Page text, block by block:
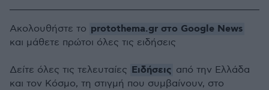
Ακολουθήστε το protothema.gr στο Google News
και μάθετε πρώτοι όλες τις ειδήσεις
Δείτε όλες τις τελευταίες Ειδήσεις από την Ελλάδα
και τον Κόσμο, τη στιγμή που συμβαίνουν, στο